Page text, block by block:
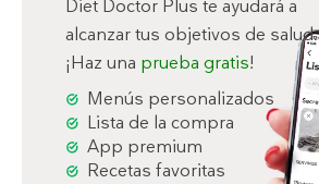
Diet Doctor Plus te ayudará a
alcanzar tus objetivos de salud.
¡Haz una prueba gratis!
Menús personalizados
Lista de la compra
App premium
Recetas favoritas